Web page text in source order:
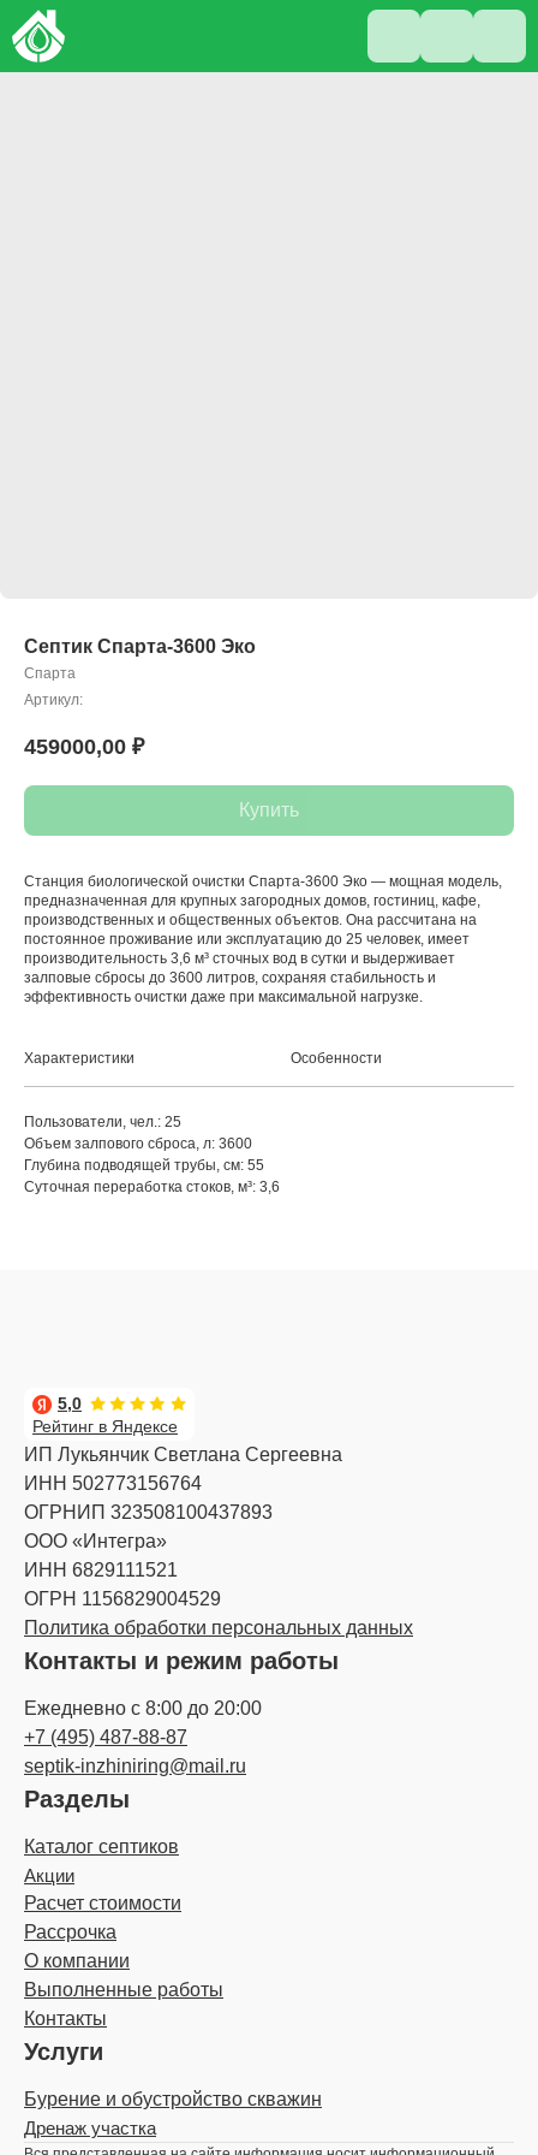
Септик Спарта-3600 Эко
Спарта
Артикул:
459000,00 ₽
Купить
Станция биологической очистки Спарта-3600 Эко — мощная модель,
предназначенная для крупных загородных домов, гостиниц, кафе,
производственных и общественных объектов. Она рассчитана на
постоянное проживание или эксплуатацию до 25 человек, имеет
производительность 3,6 м³ сточных вод в сутки и выдерживает
залповые сбросы до 3600 литров, сохраняя стабильность и
эффективность очистки даже при максимальной нагрузке.
Характеристики Особенности
Пользователи, чел.: 25
Объем залпового сброса, л: 3600
Глубина подводящей трубы, см: 55
Суточная переработка стоков, м³: 3,6
Рейтинг в Яндексе
5,0
ИП Лукьянчик Светлана Сергеевна
ИНН 502773156764
ОГРНИП 323508100437893
ООО «Интегра»
ИНН 6829111521
ОГРН 1156829004529
Политика обработки персональных данных
Контакты и режим работы
Ежедневно с 8:00 до 20:00
+7 (495) 487-88-87
septik-inzhiniring@mail.ru
Разделы
Каталог септиков
Акции
Расчет стоимости
Рассрочка
О компании
Выполненные работы
Контакты
Услуги
Бурение и обустройство скважин
Дренаж участка